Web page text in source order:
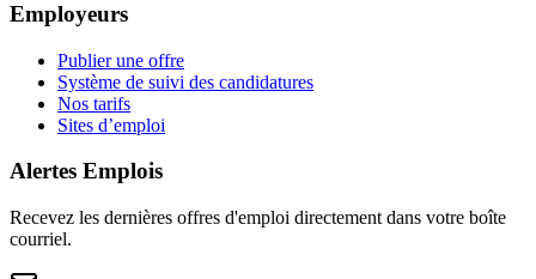
Employeurs
Publier une offre
Système de suivi des candidatures
Nos tarifs
Sites d’emploi
Alertes Emplois
Recevez les dernières offres d'emploi directement dans votre boîte
courriel.